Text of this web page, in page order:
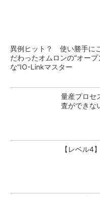
異例ヒット？ 使い勝手にこ
だわったオムロンの“オープ
な”IO-Linkマスター
量産プロセ
査ができな
【レベル4